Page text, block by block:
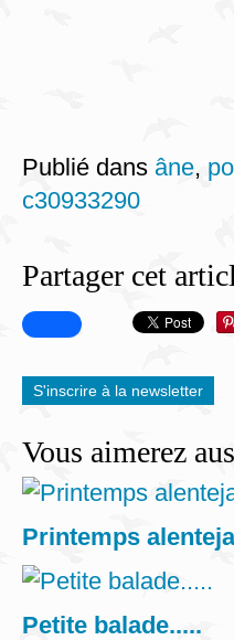
Publié dans âne,
c30933290
Partager cet
S'inscrire à la newsletter
Vous aimerez
Printemps
Petite balade.....